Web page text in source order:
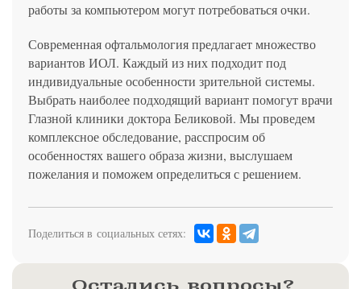
работы за компьютером могут потребоваться очки.
Современная офтальмология предлагает множество
вариантов ИОЛ. Каждый из них подходит под
индивидуальные особенности зрительной системы.
Выбрать наиболее подходящий вариант помогут врачи
Глазной клиники доктора Беликовой. Мы проведем
комплексное обследование, расспросим об
особенностях вашего образа жизни, выслушаем
пожелания и поможем определиться с решением.
Поделиться в социальных сетях: